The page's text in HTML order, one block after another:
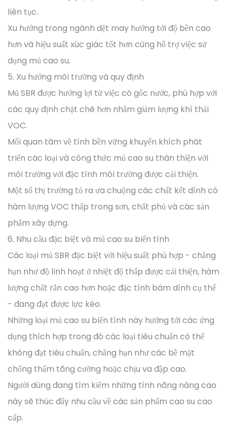
liên tục.
Xu hướng trong ngành dệt may hướng tới độ bền cao
hơn và hiệu suất xúc giác tốt hơn cũng hỗ trợ việc sử
dụng mủ cao su.
5. Xu hướng môi trường và quy định
Mủ SBR được hưởng lợi từ việc có gốc nước, phù hợp với
các quy định chặt chẽ hơn nhằm giảm lượng khí thải
VOC.
Mối quan tâm về tính bền vững khuyến khích phát
triển các loại và công thức mủ cao su thân thiện với
môi trường với đặc tính môi trường được cải thiện.
Một số thị trường tỏ ra ưa chuộng các chất kết dính có
hàm lượng VOC thấp trong sơn, chất phủ và các sản
phẩm xây dựng.
6. Nhu cầu đặc biệt và mủ cao su biến tính
Các loại mủ SBR đặc biệt với hiệu suất phù hợp - chẳng
hạn như độ linh hoạt ở nhiệt độ thấp được cải thiện, hàm
lượng chất rắn cao hơn hoặc đặc tính bám dính cụ thể
- đang đạt được lực kéo.
Những loại mủ cao su biến tính này hướng tới các ứng
dụng thích hợp trong đó các loại tiêu chuẩn có thể
không đạt tiêu chuẩn, chẳng hạn như các bề mặt
chống thấm tăng cường hoặc chịu va đập cao.
Người dùng đang tìm kiếm những tính năng nâng cao
này sẽ thúc đẩy nhu cầu về các sản phẩm cao su cao
cấp.